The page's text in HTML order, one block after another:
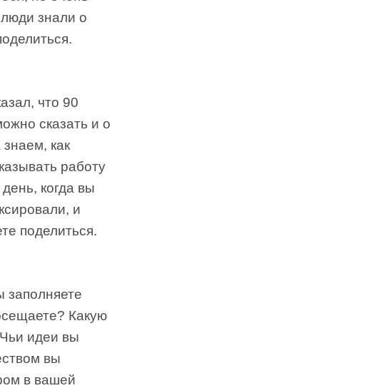
знали о
что 90
сказать и о
как
работу
когда вы
и
поделиться.
заполняете
Какую
идеи вы
вы
в вашей